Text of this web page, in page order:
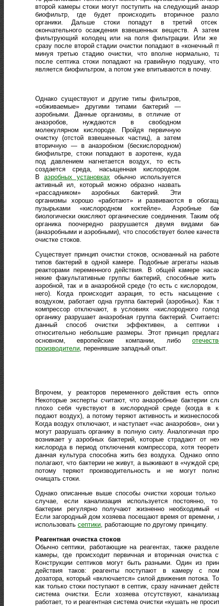
второй камеры стоки могут поступить на следующий
биофильтр, где будет происходить вторичное
органики. Дальше стоки попадут в третий
окончательного осаждения взвешенных веществ. А
фильтрующий колодец или на поля фильтрации. Или же
сразу после второй стадии очистки попадают в «конечный
минуя третью стадию очистки, что вполне нормально,
после септика стоки попадают на гравийную подушку,
является биофильтром, а потом уже впитываются в почву.
Однако существуют и другие типы фильтров,
«обживаемые» другими типами бактерий —
аэробными. Данные организмы, в отличие от
анаэробов, нуждаются в свободном
молекулярном кислороде. Пройдя первичную
очистку (отстой взвешенных частиц), а затем
вторичную — в анаэробном (бескислородном)
биофильтре, стоки попадают в аэротенк, куда
под давлением нагнетается воздух, то есть
создается среда, насыщенная кислородом.
В аэробных установках обычно используется
активный ил, который можно образно назвать
«рассадником» аэробных бактерий. Эти
организмы хорошо «работают» и развиваются в
пузырьками «кислородном коктейле». Аэробные
биологически окисляют органические соединения. Таким
органика поочередно разрушается двумя видами
(анаэробными и аэробными), что способствует более
очистке стоков.
Существует принцип очистки стоков, основанный на
типов бактерий в одной камере. Подобные агрегаты
реакторами переменного действия. В общей камере
некие факультативные группы бактерий, способные
аэробной, так и в анаэробной среде (то есть с
него). Когда происходит аэрация, то есть насыщение
воздухом, работает одна группа бактерий (аэробных). Как
компрессор отключают, в условиях «кислородного
органику разрушает анаэробная группа бактерий.
данный способ очистки эффективен, а септики
относительно небольшие размеры. Этот принцип
основном, европейские компании, либо
производители , перенявшие западный опыт.
Впрочем, у реакторов переменного действия есть
Некоторые эксперты считают, что анаэробные бактерии
плохо себя чувствуют в кислородной среде (когда в
подают воздух), а потому теряют активность и
Когда воздух отключают, и наступает «час анаэробов», они
могут разрушать органику в полную силу. Аналогичная
возникает у аэробных бактерий, которые страдают от
кислорода в период отключения компрессора, хотя
данная культура способна жить без воздуха. Однако
полагают, что бактерии не живут, а выживают в «чуждой
потому теряют производительность и не могут
очищать стоки.
Однако описанные выше способы очистки хороши
случае, если канализация используется постоянно,
бактерии регулярно получают жизненно необходимый
Если загородный дом хозяева посещают время от времени,
использовать септики , работающие по другому принципу.
Реагентная очистка стоков
Обычно септики, работающие на реагентах, также
камеры, где происходит первичная и вторичная очистка
Конструкции септиков могут быть разными. Один из
действия таков: реагенты поступают в камеру с
дозатора, который «включается» силой движения потока.
как только стоки поступают в септик, сразу начинает
система очистки. Если хозяева отсутствуют,
работает, то и реагентная система очистки «кушать не